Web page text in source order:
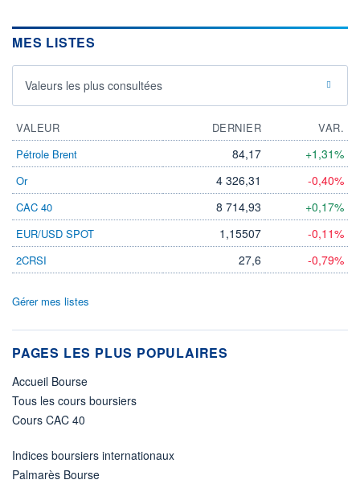
MES LISTES
Valeurs les plus consultées
VALEUR DERNIER
VAR.
Pétrole Brent
84,17 +1,31%
Or 4 326,31 -0,40%
CAC 40 8 714,93 +0,17%
EUR/USD SPOT 1,15507 -0,11%
2CRSI 27,6 -0,79%
Gérer mes listes
PAGES LES PLUS POPULAIRES
Accueil Bourse
Tous les cours boursiers
Cours CAC 40
Indices boursiers internationaux
Palmarès Bourse